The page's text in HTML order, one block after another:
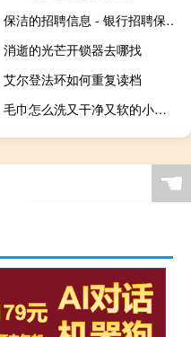
保洁的招聘信息 - 银行招聘保洁3000
消逝的光芒开锁器去哪找
艾尔登法环如何重复读档
毛巾怎么洗又干净又软的小窍门 - 毛巾又黄又脏怎么清洗
☚